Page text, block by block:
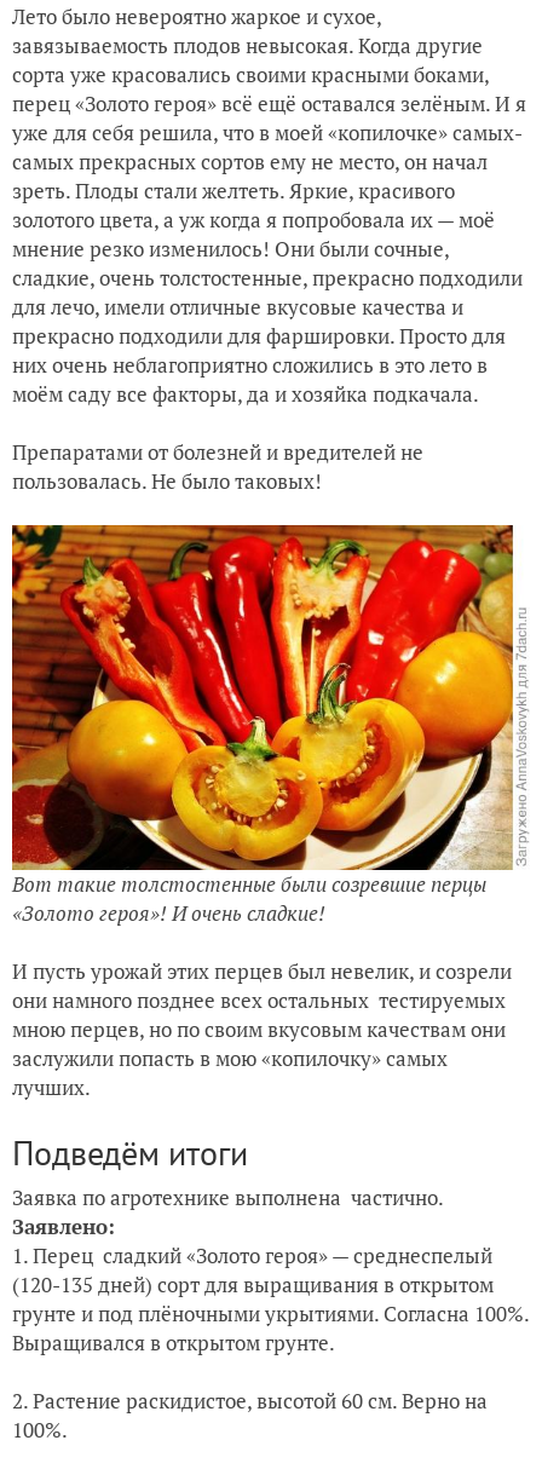
Лето было невероятно жаркое и сухое,
завязываемость плодов невысокая. Когда другие
сорта уже красовались своими красными боками,
перец «Золото героя» всё ещё оставался зелёным. И я
уже для себя решила, что в моей «копилочке» самых-
самых прекрасных сортов ему не место, он начал
зреть. Плоды стали желтеть. Яркие, красивого
золотого цвета, а уж когда я попробовала их — моё
мнение резко изменилось! Они были сочные,
сладкие, очень толстостенные, прекрасно подходили
для лечо, имели отличные вкусовые качества и
прекрасно подходили для фаршировки. Просто для
них очень неблагоприятно сложились в это лето в
моём саду все факторы, да и хозяйка подкачала.
Препаратами от болезней и вредителей не
пользовалась. Не было таковых!
Вот такие толстостенные были созревшие перцы
«Золото героя»! И очень сладкие!
И пусть урожай этих перцев был невелик, и созрели
они намного позднее всех остальных тестируемых
мною перцев, но по своим вкусовым качествам они
заслужили попасть в мою «копилочку» самых
лучших.
Подведём итоги
Заявка по агротехнике выполнена частично.
Заявлено:
1. Перец сладкий «Золото героя» — среднеспелый
(120-135 дней) сорт для выращивания в открытом
грунте и под плёночными укрытиями. Согласна 100%.
Выращивался в открытом грунте.
2. Растение раскидистое, высотой 60 см. Верно на
100%.